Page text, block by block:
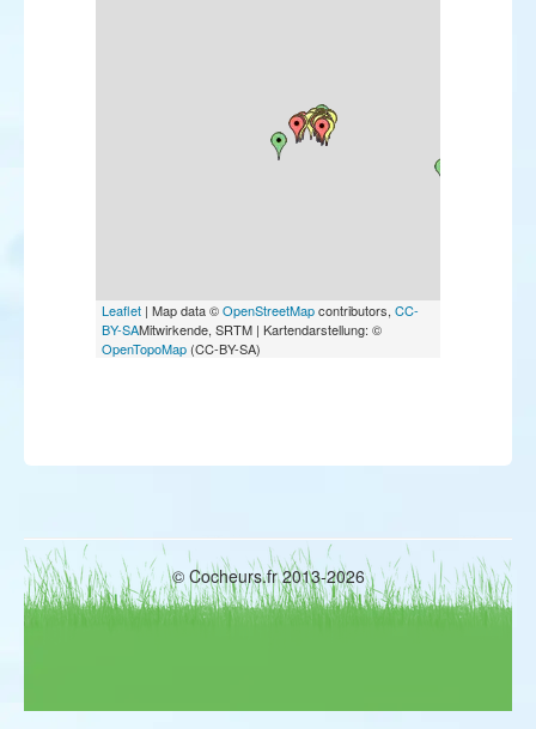
Leaflet | Map data ©OpenStreetMapcontributors, CC-
BY-SAMitwirkende, SRTM | Kartendarstellung: ©
OpenTopoMap (CC-BY-SA)
© Cocheurs.fr 2013-2026